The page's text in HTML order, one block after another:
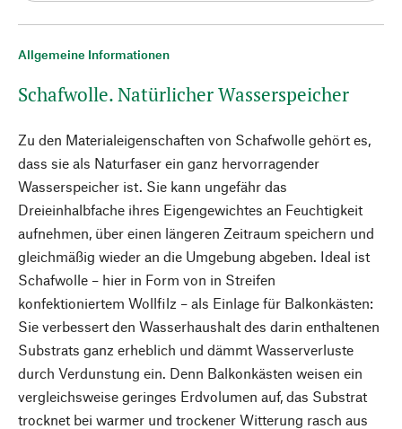
Allgemeine Informationen
Schafwolle. Natürlicher Wasserspeicher
Zu den Materialeigenschaften von Schafwolle gehört es,
dass sie als Naturfaser ein ganz hervorragender
Wasserspeicher ist. Sie kann ungefähr das
Dreieinhalbfache ihres Eigengewichtes an Feuchtigkeit
aufnehmen, über einen längeren Zeitraum speichern und
gleichmäßig wieder an die Umgebung abgeben. Ideal ist
Schafwolle – hier in Form von in Streifen
konfektioniertem Wollfilz – als Einlage für Balkonkästen:
Sie verbessert den Wasserhaushalt des darin enthaltenen
Substrats ganz erheblich und dämmt Wasserverluste
durch Verdunstung ein. Denn Balkonkästen weisen ein
vergleichsweise geringes Erdvolumen auf, das Substrat
trocknet bei warmer und trockener Witterung rasch aus